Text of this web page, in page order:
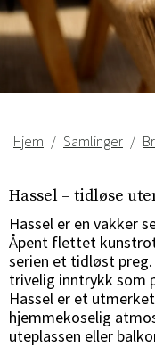
Sverige
Norge
Hjem Samlinger
Hassel – tidløse
Hassel er en vakker
Åpent flettet
serien et tidløst
trivelig inntrykk som
Hassel er et
hjemmekoselig
uteplassen eller